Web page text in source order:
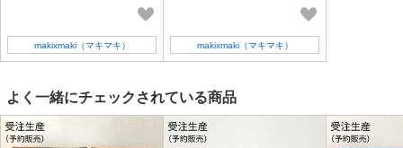
makixmaki（マキマキ） makixmaki（マキマキ）
よく一緒にチェックされている商品